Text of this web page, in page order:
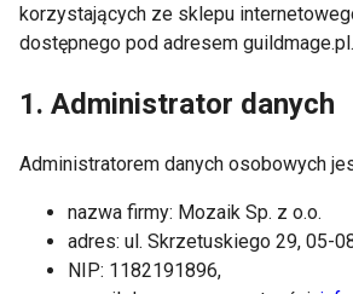
korzystających ze sklepu
dostępnego pod adresem guildmage.pl.
1. Administrator danych
Administratorem danych osobowych
nazwa firmy: Mozaik Sp. z o.o.
adres: ul. Skrzetuskiego 29, 05-
NIP: 1182191896,